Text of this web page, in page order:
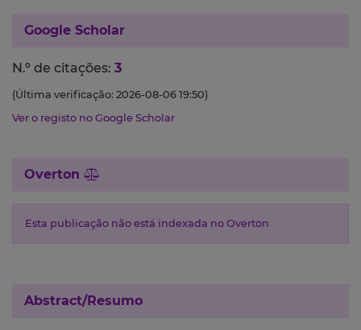
Google Scholar
N.º de citações: 3
(Última verificação: 2026-08-06 19:50)
Ver o registo no Google Scholar
Overton
Esta publicação não está indexada no Overton
Abstract/Resumo